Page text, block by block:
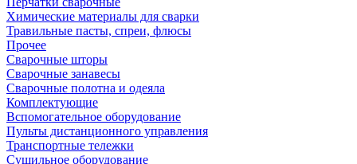
Химические материалы для сварки
Травильные пасты, спреи, флюсы
Прочее
Сварочные шторы
Сварочные занавесы
Сварочные полотна и одеяла
Комплектующие
Вспомогательное оборудование
Пульты дистанционного управления
Транспортные тележки
Сушильное оборудование